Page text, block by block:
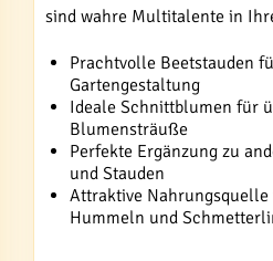
sind wahre Multitalente in
Prachtvolle Beetstauden
Gartengestaltung
Ideale Schnittblumen für
Blumensträuße
Perfekte Ergänzung zu
und Stauden
Attraktive
Hummeln und